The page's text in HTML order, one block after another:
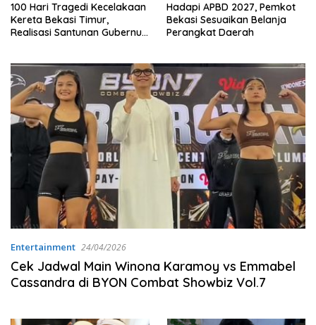
Tragedi Kecelakaan
Bekasi Timur,
Santunan Gubernur
Hadapi APBD 2027, Pemkot
Bekasi Sesuaikan Belanja
Perangkat Daerah
100
Entertainment 24/04/2026
Cek Jadwal Main Winona Karamoy vs Emmabel
Cassandra di BYON Combat Showbiz Vol.7